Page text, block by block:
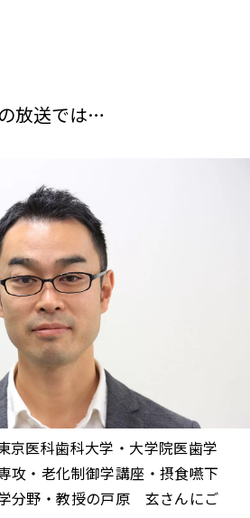
放送では…
京医科歯科大学・大学院医歯学
攻・老化制御学講座・摂食嚥下
分野・教授の戸原 玄さんにご